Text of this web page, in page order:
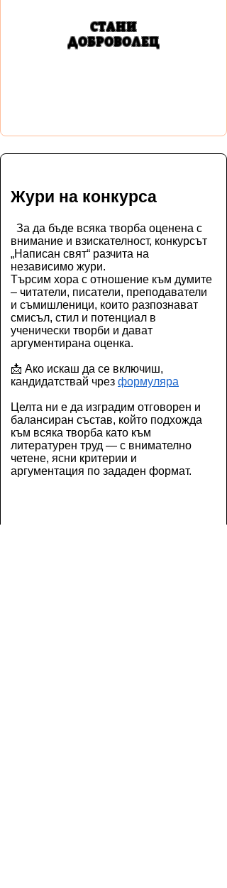
СТАНИ
ДОБРОВОЛЕЦ
Жури на конкурса
За да бъде всяка творба оценена с
внимание и взискателност, конкурсът
„Написан свят“ разчита на
независимо жури.
Търсим хора с отношение към думите
– читатели, писатели, преподаватели
и съмишленици, които разпознават
смисъл, стил и потенциал в
ученически творби и дават
аргументирана оценка.
📩 Ако искаш да се включиш,
кандидатствай чрез формуляра
Целта ни е да изградим отговорен и
балансиран състав, който подхожда
към всяка творба като към
литературен труд — с внимателно
четене, ясни критерии и
аргументация по зададен формат.